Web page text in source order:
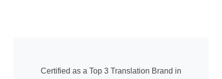
Certified as a Top 3 Translation Brand in